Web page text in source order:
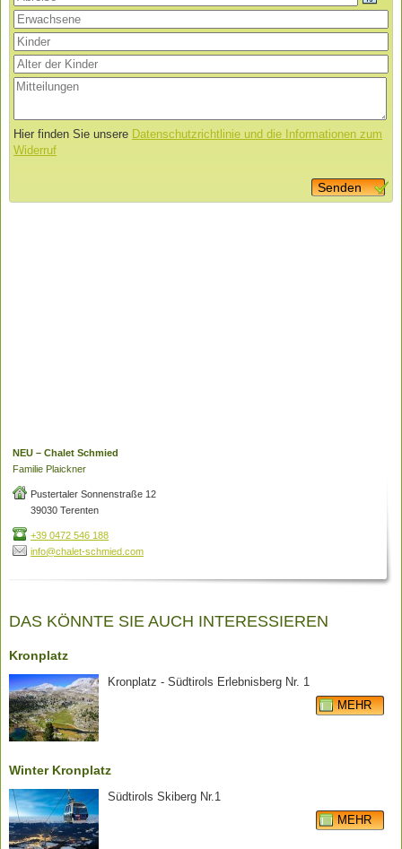
Hier finden Sie unsere Datenschutzrichtlinie und die Informationen zum
Widerruf
Senden
NEU – Chalet Schmied
Familie Plaickner
Pustertaler Sonnenstraße 12
39030 Terenten
+39 0472 546 188
info@chalet-schmied.com
DAS KÖNNTE SIE AUCH INTERESSIEREN
Kronplatz
Kronplatz - Südtirols Erlebnisberg Nr. 1
MEHR
Winter Kronplatz
Südtirols Skiberg Nr.1
MEHR